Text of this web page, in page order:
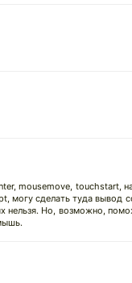
mousemove, touchstart,
могу сделать туда
нельзя. Но, возможно,